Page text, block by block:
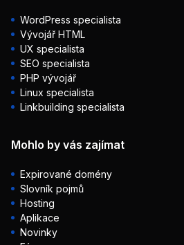
WordPress specialista
Vývojář HTML
UX specialista
SEO specialista
PHP vývojář
Linux specialista
Linkbuilding specialista
Mohlo by vás zajímat
Expirované domény
Slovník pojmů
Hosting
Aplikace
Novinky